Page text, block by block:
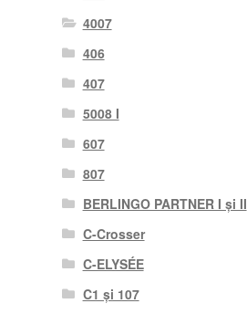
4007
406
407
5008 I
607
807
BERLINGO PARTNER I și II
C-Crosser
C-ELYSÉE
C1 și 107